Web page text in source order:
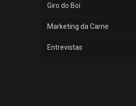
Giro do Boi
Marketing da Carne
Entrevistas